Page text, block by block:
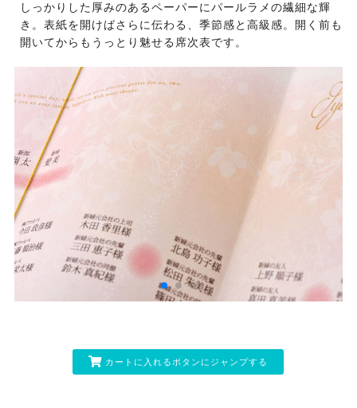
しっかりした厚みのあるペーパーにパールラメの繊細な輝
き。表紙を開けばさらに伝わる、季節感と高級感。開く前も
開いてからもうっとり魅せる席次表です。
カートに入れるボタンにジャンプする